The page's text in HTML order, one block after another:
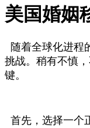
美国婚姻
随着全球化进程
挑战。稍有不慎
键。
首先，选择一个